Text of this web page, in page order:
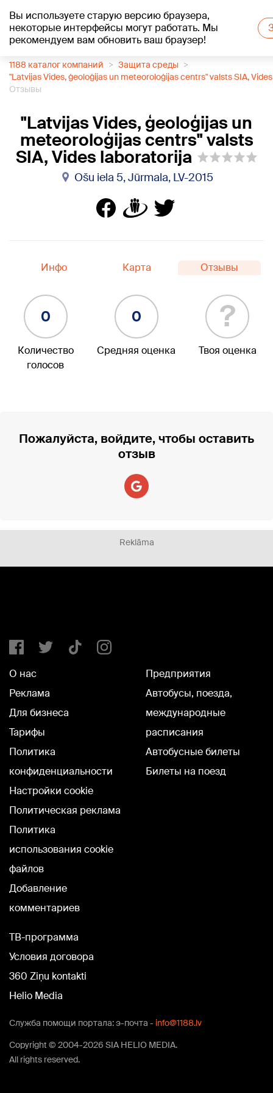
Вы используете старую версию браузера,
некоторые интерфейсы могут работать. Мы
рекомендуем вам обновить ваш браузер!
+18°C
1188 каталог компаний
Защита среды
"Latvijas Vides, ģeoloģijas un meteoroloģijas centrs" valsts SIA,
Отзывы
"Latvijas Vides, ģeoloģijas un
meteoroloģijas centrs" valsts
SIA, Vides laboratorija
Ošu iela 5, Jūrmala, LV-2015
Инфо Карта Отзывы
0
Количество
голосов
0
Средняя оценка
?
Твоя оценка
Пожалуйста, войдите, чтобы оставить
отзыв
Reklāma
О нас
Реклама
Для бизнеса
Тарифы
Политика
конфиденциальности
Настройки cookie
Политическая реклама
Политика
использования cookie
файлов
Добавление
комментариев
Предприятия
Автобусы, поезда,
международные
расписания
Автобусные билеты
Билеты на поезд
TВ-программа
Условия договора
360 Ziņu kontakti
Helio Media
Служба помощи портала: э-почта - info@1188.lv
Copyright © 2004-2026 SIA HELIO MEDIA.
All rights reserved.